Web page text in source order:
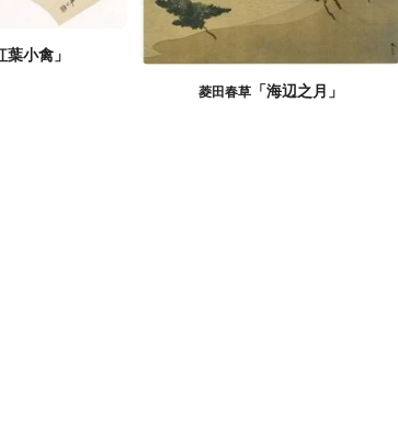
葉小禽」
菱田春草「海辺之月」